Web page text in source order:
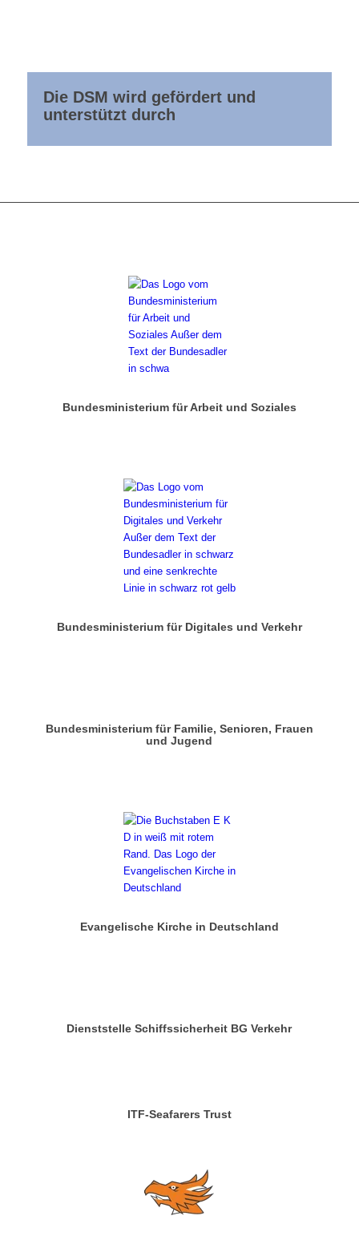
Die DSM wird gefördert und
unterstützt durch
Bundesministerium für Arbeit und Soziales
Bundesministerium für Digitales und Verkehr
Bundesministerium für Familie, Senioren, Frauen
und Jugend
Evangelische Kirche in Deutschland
Dienststelle Schiffssicherheit BG Verkehr
ITF-Seafarers Trust